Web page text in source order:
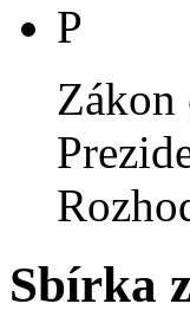
P
Zákon
Sbírka